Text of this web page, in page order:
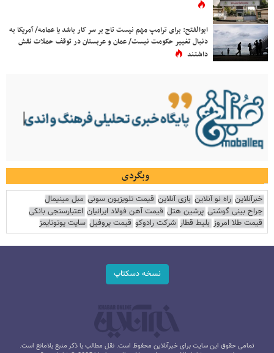
ابوالفتح: برای ترامپ مهم نیست تاج بر سر کار باشد یا عمامه/ آمریکا به
دنبال تغییر حکومت نیست/ عمان و عربستان در توقف حملات نقش
داشتند
وبگردی
خبرآنلاین راه نو آنلاین بازی آنلاین قیمت تلویزیون سونی مبل مینیمال
جراح بینی گوشتی پرشین هتل قیمت آهن فولاد ایرانیان اعتبارسنجی بانکی
قیمت طلا امروز بلیط قطار شرکت رادوکو قیمت پروفیل سایت یوتوتایمز
نسخه دسکتاپ
تمامی حقوق این سایت برای خبرآنلاین محفوظ است. نقل مطالب با ذکر منبع بلامانع است.